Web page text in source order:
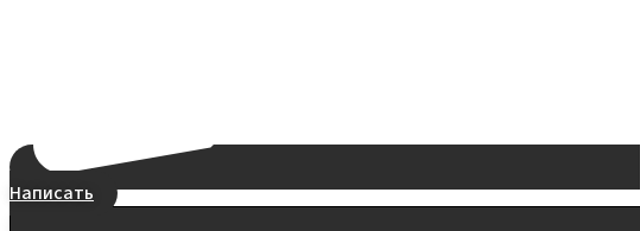
Написать